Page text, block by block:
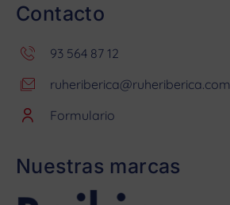
Contacto
93 564 87 12
ruheriberica@ruheriberica.com
Formulario
Nuestras marcas